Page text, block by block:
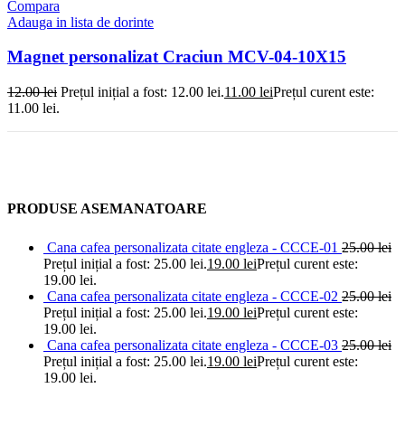
Compara
Adauga in lista de dorinte
Magnet personalizat Craciun MCV-04-10X15
12.00lei Prețul inițial a fost: 12.00 lei.11.00 leiPrețul curent este:
11.00 lei.
PRODUSE ASEMANATOARE
Cana cafea personalizata citate engleza - CCCE-01 25.00lei
Prețul inițial a fost: 25.00 lei.19.00 leiPrețul curent este:
19.00 lei.
Cana cafea personalizata citate engleza - CCCE-02 25.00lei
Prețul inițial a fost: 25.00 lei.19.00 leiPrețul curent este:
19.00 lei.
Cana cafea personalizata citate engleza - CCCE-03 25.00lei
Prețul inițial a fost: 25.00 lei.19.00 leiPrețul curent este:
19.00 lei.